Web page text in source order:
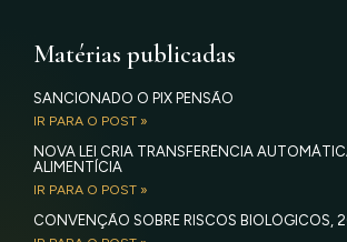
Matérias publicadas
SANCIONADO O PIX PENSÃO
IR PARA O POST »
NOVA LEI CRIA TRANSFERÊNCIA
ALIMENTÍCIA
IR PARA O POST »
CONVENÇÃO SOBRE RISCOS BIOLÓGICOS,